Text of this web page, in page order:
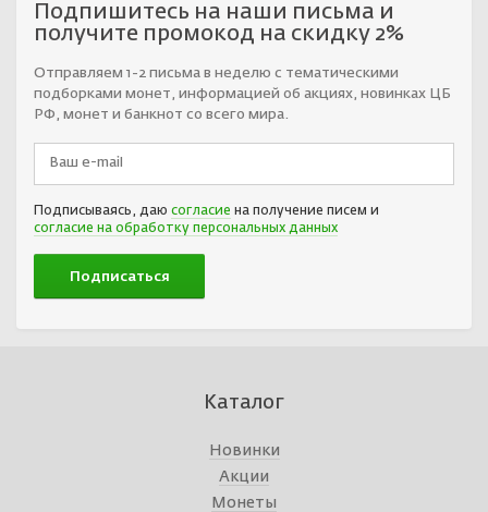
Подпишитесь на наши письма и
получите промокод на скидку 2%
Отправляем 1-2 письма в неделю с тематическими
подборками монет, информацией об акциях, новинках ЦБ
РФ, монет и банкнот со всего мира.
Подписываясь, даю согласие на получение писем и
согласие на обработку персональных данных
Каталог
Новинки
Акции
Монеты